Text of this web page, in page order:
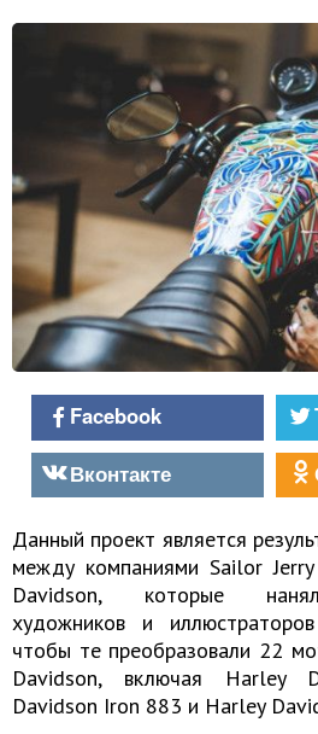
Facebook
Вконтакте
Данный проект является
между компаниями Sailor
Davidson, которые
художников и
чтобы те преобразовали 22
Davidson, включая Harley
Davidson Iron 883 и Harley